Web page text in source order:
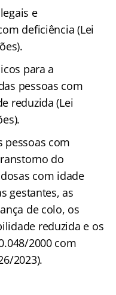
e
deficiência (Lei
para a
pessoas com
reduzida (Lei
pessoas com
do
com idade
gestantes, as
de colo, os
reduzida e os
2000 com
2023).